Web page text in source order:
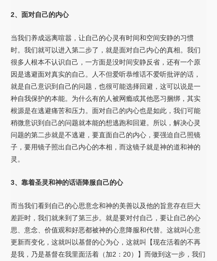
2、面对自己的内心
当我们养成远离喧嚣，让自己的心灵有时间和空间安静的习惯
时。我们就可以进入第二步了，就是面对自己内心的真相。我们
很多人根本不认识自己，一方面是没时间安静反省，还有一个原
因是逃避面对真实的自己。人不但爱听恭维话不爱听批评的话，
就是自己意识到自己的问题，也很可能选择回避，这可以说是一
种自我保护的本能。为什么有的人被网瘾或其他恶习捆绑，其实
根源是在逃避痛苦和压力。面对自己的内心也是如此，我们可能
稍微意识到自己的问题就本能的想逃跑和回避。所以，解决心灵
问题的第二步就是不逃避，要直面自己的内心，要强迫自己照镜
子，要用镜子照出自己内心的本相，而这镜子就是神的道和神的
灵。
3、靠着圣灵和神的话语降服自己的心
而当我们看到自己的心思意念和神的美善以及他的旨意存在巨大
差距时，我们就来到了第三步。就是要对付自己，要让自己的心
思、意念、价值观和好恶都被神的心意降服和代替。这就叫心意
更新而变化，这就叫以基督的心为心，这就叫【现在活着的不再
是我，乃是基督在我里面活着（加2：20）】而做到这一步，我们